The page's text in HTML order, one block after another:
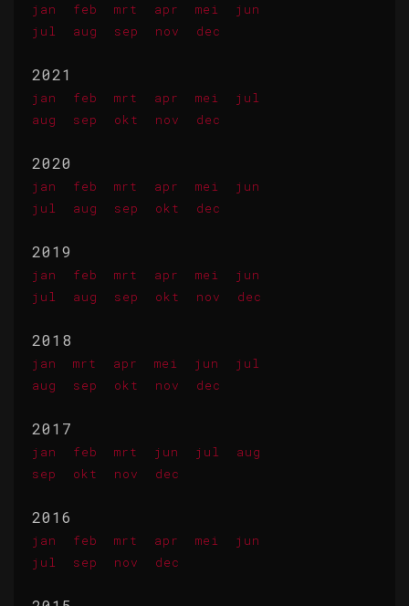
jan feb mrt apr mei
jun
jul
aug sep nov dec
2021
jan feb mrt apr mei
jul
aug
sep okt nov dec
2020
jan feb mrt apr mei
jun
jul
aug sep okt dec
2019
jan feb mrt apr mei
jun
jul
aug sep okt nov dec
2018
jan mrt apr mei jun
jul
aug
sep okt nov dec
2017
jan feb mrt jun jul
aug
sep
okt nov dec
2016
jan feb mrt apr mei
jun
jul
sep nov dec